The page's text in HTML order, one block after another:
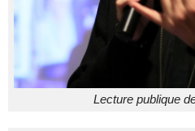
Lecture publique